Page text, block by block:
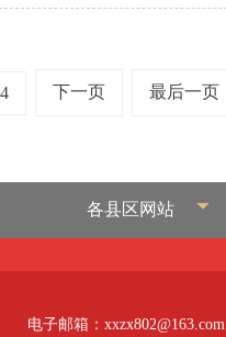
4 下一页 最后一页
各县区网站
电子邮箱：xxzx802@163.com